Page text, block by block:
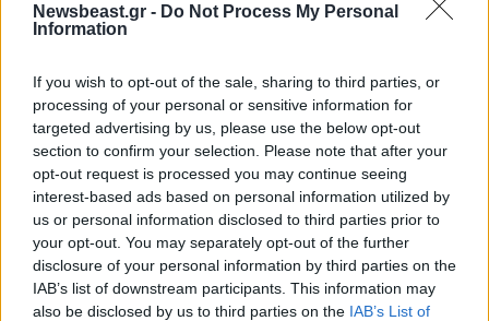
Newsbeast.gr - Do Not Process My Personal
Information
If you wish to opt-out of the sale, sharing to third parties, or
processing of your personal or sensitive information for
targeted advertising by us, please use the below opt-out
section to confirm your selection. Please note that after your
opt-out request is processed you may continue seeing
interest-based ads based on personal information utilized by
us or personal information disclosed to third parties prior to
your opt-out. You may separately opt-out of the further
disclosure of your personal information by third parties on the
IAB’s list of downstream participants. This information may
also be disclosed by us to third parties on the IAB’s List of